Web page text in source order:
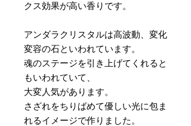
クス効果が高い香りです。
アンダラクリスタルは高波動、変化
変容の石といわれています。
魂のステージを引き上げてくれると
もいわれていて、
大変人気があります。
さざれをちりばめて優しい光に包ま
れるイメージで作りました。